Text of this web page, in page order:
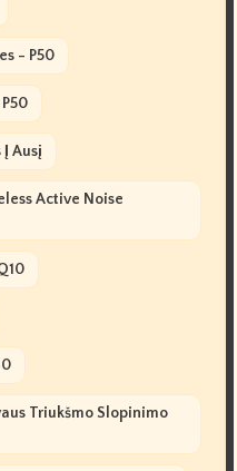
- P50
Į Ausį
Active Noise
Triukšmo Slopinimo